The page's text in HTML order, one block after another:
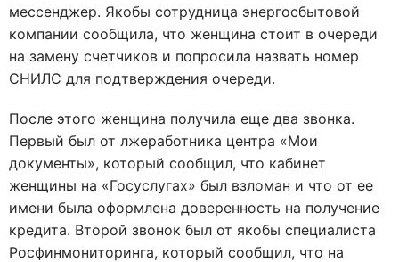
мессенджер. Якобы сотрудница энергосбытовой
компании сообщила, что женщина стоит в очереди
на замену счетчиков и попросила назвать номер
СНИЛС для подтверждения очереди.
После этого женщина получила еще два звонка.
Первый был от лжеработника центра «Мои
документы», который сообщил, что кабинет
женщины на «Госуслугах» был взломан и что от ее
имени была оформлена доверенность на получение
кредита. Второй звонок был от якобы специалиста
Росфинмониторинга, который сообщил, что на